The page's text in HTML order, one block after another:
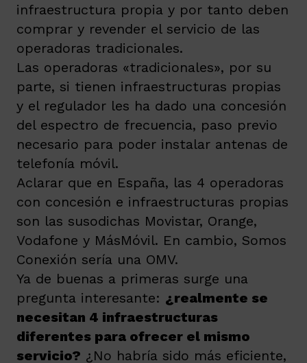
infraestructura propia y por tanto deben
comprar y revender el servicio de las
operadoras tradicionales.
Las operadoras «tradicionales», por su
parte, si tienen infraestructuras propias
y el regulador les ha dado una concesión
del espectro de frecuencia, paso previo
necesario para poder instalar antenas de
telefonía móvil.
Aclarar que en España, las 4 operadoras
con concesión e infraestructuras propias
son las susodichas Movistar, Orange,
Vodafone y MásMóvil. En cambio, Somos
Conexión sería una OMV.
Ya de buenas a primeras surge una
pregunta interesante: ¿realmente se
necesitan 4 infraestructuras
diferentes para ofrecer el mismo
servicio? ¿No habría sido más eficiente,